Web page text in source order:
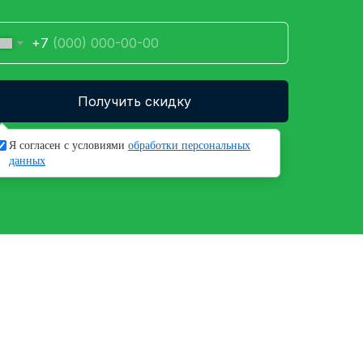
кнопку, вы даете согласие на обработку
персональных данных
+7
Получить скидку
Я согласен с условиями обработки персональных
данных